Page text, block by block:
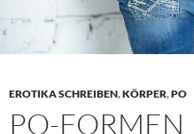
EROTIKA SCHREIBEN,KÖRPER,PO
PO-FORMEN